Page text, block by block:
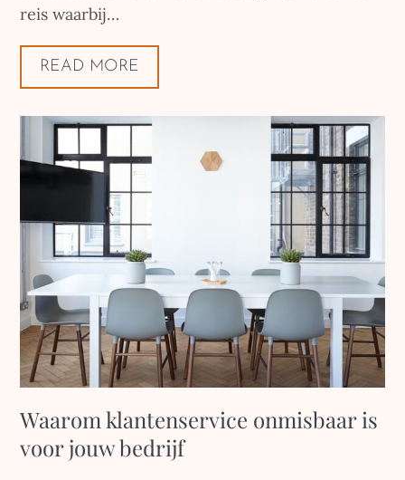
reis waarbij…
READ MORE
Waarom klantenservice onmisbaar is
voor jouw bedrijf